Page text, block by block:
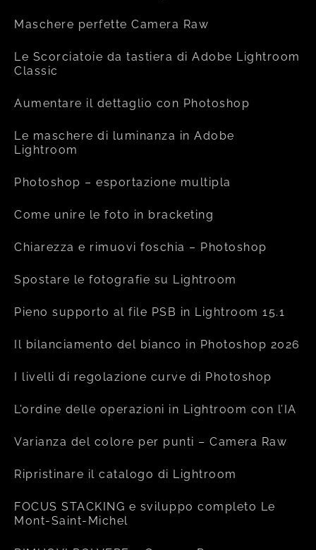
Maschere perfette Camera Raw
Le Scorciatoie da tastiera di Adobe Lightroom
Classic
Aumentare il dettaglio con Photoshop
Le maschere di luminanza in Adobe
Lightroom
Photoshop – esportazione multipla
Come unire le foto in bracketing
Chiarezza e rimuovi foschia – Photoshop
Spostare le fotografie su Lightroom
Pieno supporto al file PSB in Lightroom 15.1
Il bilanciamento del bianco in Photoshop 2026
I livelli di regolazione curve di Photoshop
L’ordine delle operazioni in Lightroom con l’IA
Varianza del colore per punti – Camera Raw
Ripristinare il catalogo di Lightroom
FOCUS STACKING e sviluppo completo Le
Mont-Saint-Michel